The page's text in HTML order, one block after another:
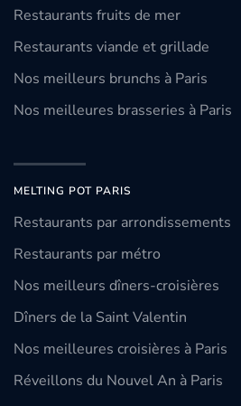
Restaurants fruits de mer
Restaurants viande et grillade
Nos meilleurs brunchs à Paris
Nos meilleures brasseries à Paris
MELTING POT PARIS
Restaurants par arrondissements
Restaurants par métro
Nos meilleurs dîners-croisières
Dîners de la Saint Valentin
Nos meilleures croisières à Paris
Réveillons du Nouvel An à Paris